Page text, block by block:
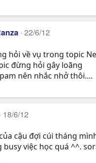
22/6/12
hỏi về vụ trong topic
đừng hỏi gây loãng
nên nhắc nhở thôi....
18/6/12
cậu đợi cúi tháng
busy việc học quá ^^.